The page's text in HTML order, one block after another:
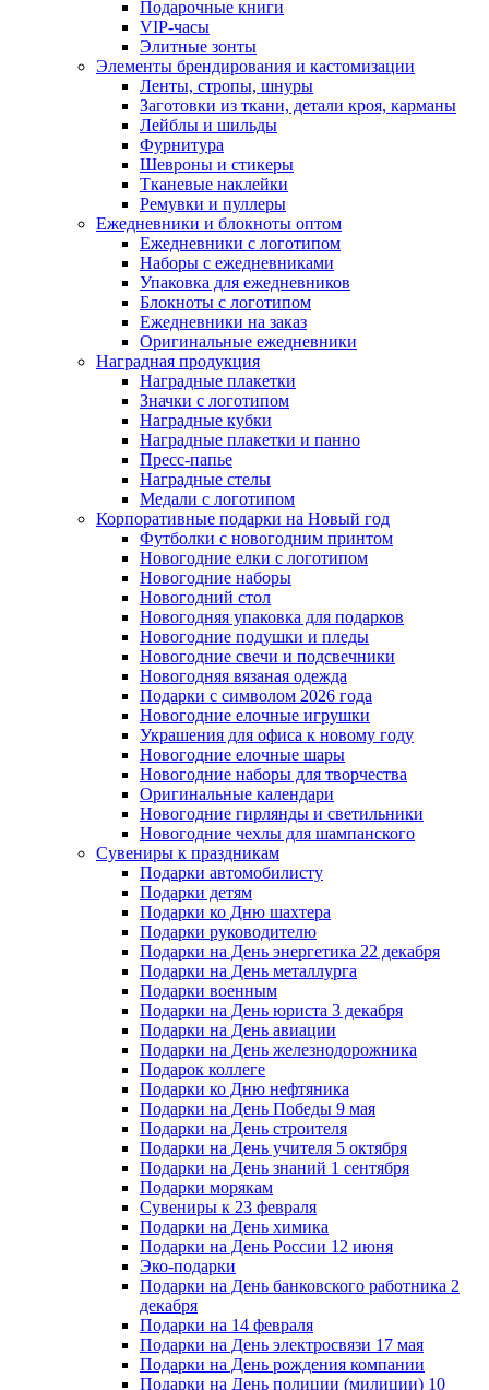
Подарочные книги
VIP-часы
Элитные зонты
Элементы брендирования и кастомизации
Ленты, стропы, шнуры
Заготовки из ткани, детали кроя, карманы
Лейблы и шильды
Фурнитура
Шевроны и стикеры
Тканевые наклейки
Ремувки и пуллеры
Ежедневники и блокноты оптом
Ежедневники с логотипом
Наборы с ежедневниками
Упаковка для ежедневников
Блокноты с логотипом
Ежедневники на заказ
Оригинальные ежедневники
Наградная продукция
Наградные плакетки
Значки с логотипом
Наградные кубки
Наградные плакетки и панно
Пресс-папье
Наградные стелы
Медали с логотипом
Корпоративные подарки на Новый год
Футболки с новогодним принтом
Новогодние елки с логотипом
Новогодние наборы
Новогодний стол
Новогодняя упаковка для подарков
Новогодние подушки и пледы
Новогодние свечи и подсвечники
Новогодняя вязаная одежда
Подарки с символом 2026 года
Новогодние елочные игрушки
Украшения для офиса к новому году
Новогодние елочные шары
Новогодние наборы для творчества
Оригинальные календари
Новогодние гирлянды и светильники
Новогодние чехлы для шампанского
Сувениры к праздникам
Подарки автомобилисту
Подарки детям
Подарки ко Дню шахтера
Подарки руководителю
Подарки на День энергетика 22 декабря
Подарки на День металлурга
Подарки военным
Подарки на День юриста 3 декабря
Подарки на День авиации
Подарки на День железнодорожника
Подарок коллеге
Подарки ко Дню нефтяника
Подарки на День Победы 9 мая
Подарки на День строителя
Подарки на День учителя 5 октября
Подарки на День знаний 1 сентября
Подарки морякам
Сувениры к 23 февраля
Подарки на День химика
Подарки на День России 12 июня
Эко-подарки
Подарки на День банковского работника 2
декабря
Подарки на 14 февраля
Подарки на День электросвязи 17 мая
Подарки на День рождения компании
Подарки на День полиции (милиции) 10